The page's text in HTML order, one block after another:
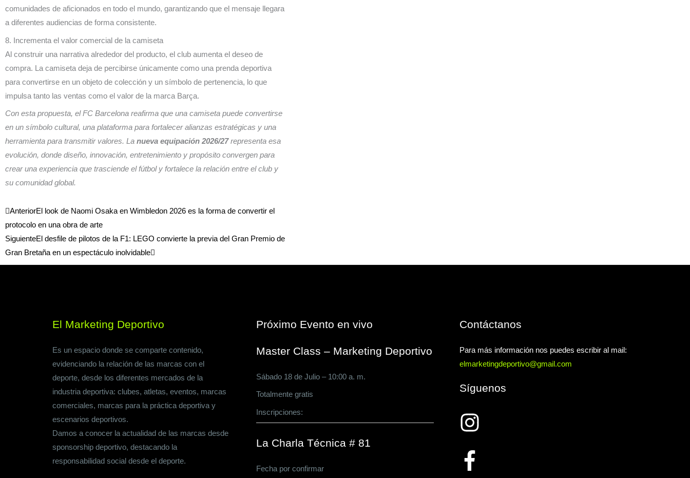
comunidades de aficionados en todo el mundo, garantizando que el mensaje llegara
a diferentes audiencias de forma consistente.
8. Incrementa el valor comercial de la camiseta
Al construir una narrativa alrededor del producto, el club aumenta el deseo de
compra. La camiseta deja de percibirse únicamente como una prenda deportiva
para convertirse en un objeto de colección y un símbolo de pertenencia, lo que
impulsa tanto las ventas como el valor de la marca Barça.
Con esta propuesta, el FC Barcelona reafirma que una camiseta puede convertirse
en un símbolo cultural, una plataforma para fortalecer alianzas estratégicas y una
herramienta para transmitir valores. La nueva equipación 2026/27representa esa
evolución, donde diseño, innovación, entretenimiento y propósito convergen para
crear una experiencia que trasciende el fútbol y fortalece la relación entre el club y
su comunidad global.
Ant
AnteriorEl look de Naomi Osaka en Wimbledon 2026 es la forma de convertir el
protocolo en una obra de arte
SiguienteEl desfile de pilotos de la F1: LEGO convierte la previa del Gran Premio de
Gran Bretaña en un espectáculo inolvidable
Siguiente
El Marketing Deportivo
Es un espacio donde se comparte contenido,
evidenciando la relación de las marcas con el
deporte, desde los diferentes mercados de la
industria deportiva: clubes, atletas, eventos, marcas
comerciales, marcas para la práctica deportiva y
escenarios deportivos.
Damos a conocer la actualidad de las marcas desde
sponsorship deportivo, destacando la
responsabilidad social desde el deporte.
Próximo Evento en vivo
Master Class – Marketing Deportivo
Sábado 18 de Julio – 10:00 a. m.
Totalmente gratis
Inscripciones:
La Charla Técnica # 81
Fecha por confirmar
Contáctanos
Para más información nos puedes escribir al mail:
elmarketingdeportivo@gmail.com
Síguenos